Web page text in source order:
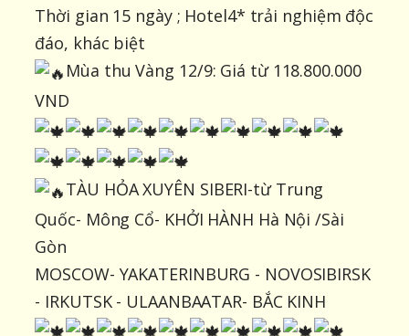
Thời gian 15 ngày ; Hotel4* trải nghiệm độc
đáo, khác biệt
Mùa thu Vàng 12/9: Giá từ 118.800.000
VND
TÀU HỎA XUYÊN SIBERI-từ Trung
Quốc- Mông Cổ- KHỞI HÀNH Hà Nội /Sài
Gòn
MOSCOW- YAKATERINBURG - NOVOSIBIRSK
- IRKUTSK - ULAANBAATAR- BẮC KINH